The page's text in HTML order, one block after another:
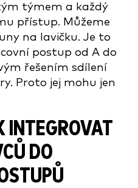
týmem a každý
přístup. Můžeme
na lavičku. Je to
postup od A do
řešením sdílení
Proto jej mohu jen
INTEGROVAT
DO